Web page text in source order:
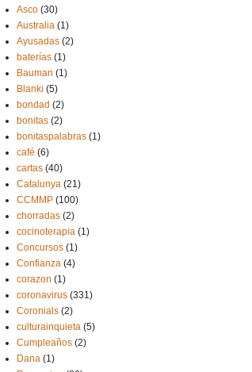
Asco (30)
Australia (1)
Ayusadas (2)
baterías (1)
Bauman (1)
Blanki (5)
bondad (2)
bonitas (2)
bonitaspalabras (1)
café (6)
cartas (40)
Catalunya (21)
CCMMP (100)
chorradas (2)
cocinoterapia (1)
Concursos (1)
Confianza (4)
corazon (1)
coronavirus (331)
Coronials (2)
culturainquieta (5)
Cumpleaños (2)
Dana (1)